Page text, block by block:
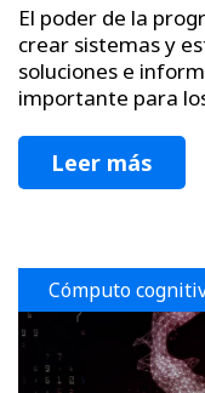
El poder de la
crear sistemas y
soluciones e
importante para
Leer más
Cómputo